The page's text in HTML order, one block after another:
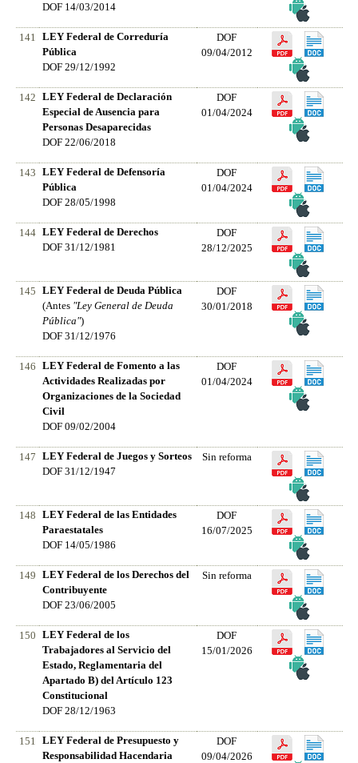
DOF 14/03/2014
141
LEY Federal de Correduría
Pública
DOF 29/12/1992
DOF
09/04/2012
142
LEY Federal de Declaración
Especial de Ausencia para
Personas Desaparecidas
DOF 22/06/2018
DOF
01/04/2024
143
LEY Federal de Defensoría
Pública
DOF 28/05/1998
DOF
01/04/2024
144 LEY Federal de Derechos
DOF 31/12/1981
DOF
28/12/2025
145
LEY Federal de Deuda Pública
(Antes "Ley General de Deuda
Pública")
DOF 31/12/1976
DOF
30/01/2018
146
LEY Federal de Fomento a las
Actividades Realizadas por
Organizaciones de la Sociedad
Civil
DOF 09/02/2004
DOF
01/04/2024
147
LEY Federal de Juegos y Sorteos
DOF 31/12/1947
Sin reforma
148
LEY Federal de las Entidades
Paraestatales
DOF 14/05/1986
DOF
16/07/2025
149
LEY Federal de los Derechos del
Contribuyente
DOF 23/06/2005
Sin reforma
150
LEY Federal de los
Trabajadores al Servicio del
Estado, Reglamentaria del
Apartado B) del Artículo 123
Constitucional
DOF 28/12/1963
DOF
15/01/2026
151
LEY Federal de Presupuesto y
Responsabilidad Hacendaria
DOF
09/04/2026